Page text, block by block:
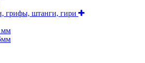
грифы, штанги, гири